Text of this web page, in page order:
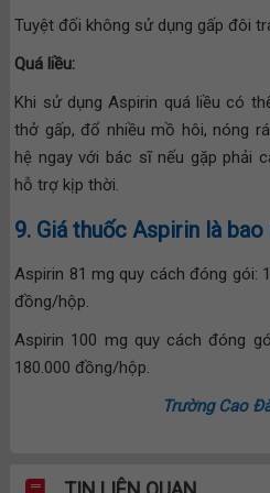
Tuyệt đối không sử dụng gấp đôi
Quá liều:
Khi sử dụng Aspirin quá liều có
thở gấp, đổ nhiều mồ hôi, nóng
hệ ngay với bác sĩ nếu gặp phải
hỗ trợ kịp thời.
9. Giá thuốc Aspirin là bao
Aspirin 81 mg quy cách đóng gói:
đồng/hộp.
Aspirin 100 mg quy cách đóng
180.000 đồng/hộp.
Trường Cao